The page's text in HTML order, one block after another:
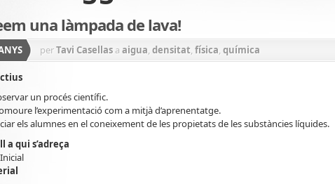
una làmpada de lava!
perTavi Casellas a aigua, densitat, física, química
un procés científic.
l’experimentació com a mitjà d’aprenentatge.
els alumnes en el coneixement de les propietats de les substàncies líquides.
a qui s’adreça